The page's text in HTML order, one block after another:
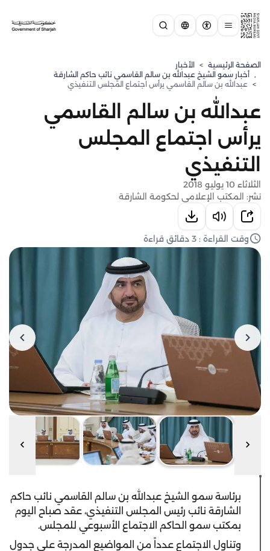
الصفحة الرئيسية > الأخبار
, ⁠أخبار سمو الشيخ عبدالله بن سالم القاسمي نائب حاكم الشارقة
> عبدالله بن سالم القاسمي يرأس اجتماع المجلس التنفيذي
عبدالله بن سالم القاسمي
يرأس اجتماع المجلس
التنفيذي
الثلاثاء 10 يوليو 2018
نشر: المكتب الإعلامي لحكومة الشارقة
وقت القراءة : 3 دقائق قراءة
برئاسة سمو الشيخ عبدالله بن سالم القاسمي نائب حاكم
الشارقة نائب رئيس المجلس التنفيذي، عقد صباح اليوم
بمكتب سمو الحاكم الاجتماع الأسبوعي للمجلس.
وتناول الاجتماع عدداً من المواضيع المدرجة على جدول